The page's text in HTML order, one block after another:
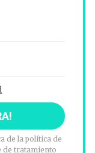
de la política de
de tratamiento